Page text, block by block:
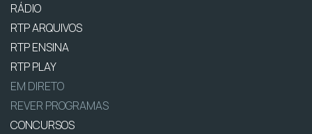
RÁDIO
RTP ARQUIVOS
RTP ENSINA
RTP PLAY
EM DIRETO
REVER PROGRAMAS
CONCURSOS